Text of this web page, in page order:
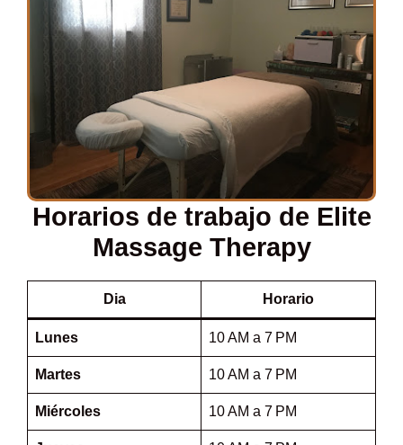
Horarios de trabajo de Elite
Massage Therapy
Dia Horario
Lunes 10 AM a 7 PM
Martes 10 AM a 7 PM
Miércoles 10 AM a 7 PM